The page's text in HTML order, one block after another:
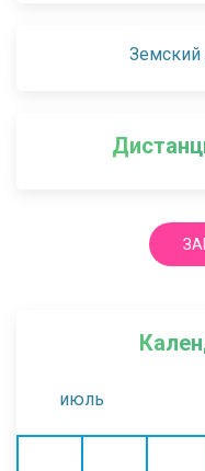
Земский
июль